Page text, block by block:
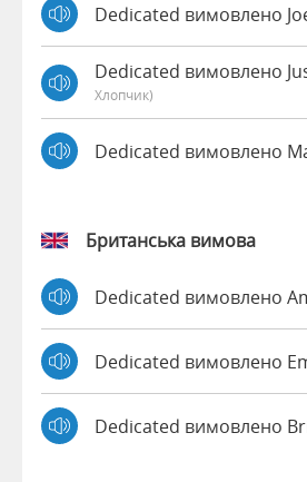
Dedicated вимовлено
Dedicated вимовлено
Хлопчик)
Dedicated вимовлено
Британська вимова
Dedicated вимовлено
Dedicated вимовлено
Dedicated вимовлено